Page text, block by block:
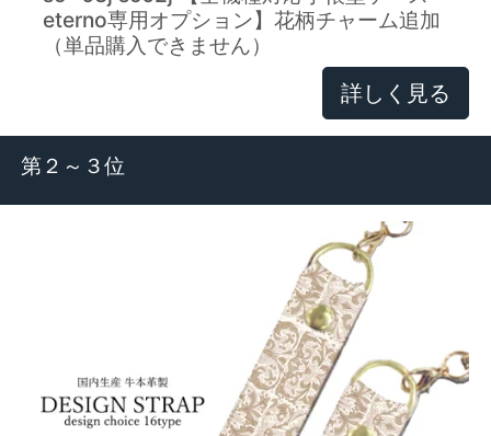
eterno専用オプション】花柄チャーム追加
（単品購入できません）
詳しく見る
第２～３位